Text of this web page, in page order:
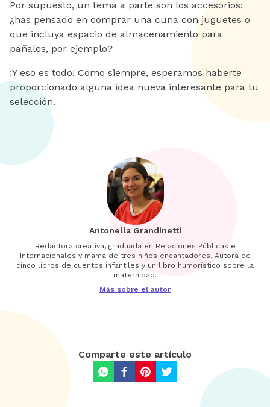
Por supuesto, un tema a parte son los accesorios:
¿has pensado en comprar una cuna con juguetes o
que incluya espacio de almacenamiento para
pañales, por ejemplo?
¡Y eso es todo! Como siempre, esperamos haberte
proporcionado alguna idea nueva interesante para tu
selección.
Antonella Grandinetti
Redactora creativa, graduada en Relaciones Públicas e
Internacionales y mamá de tres niños encantadores. Autora de
cinco libros de cuentos infantiles y un libro humorístico sobre la
maternidad.
Más sobre el autor
Comparte este artículo